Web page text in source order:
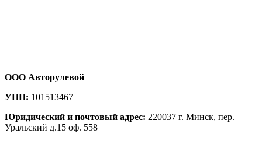
ООО Авторулевой
УНП: 101513467
Юридический и почтовый адрес: 220037 г. Минск, пер.
Уральский д.15 оф. 558